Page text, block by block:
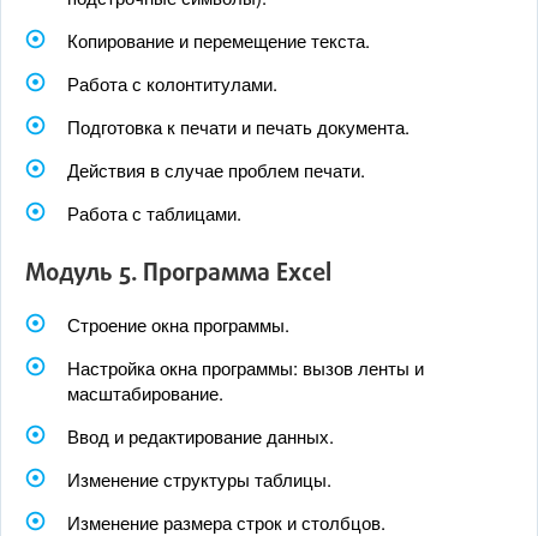
Копирование и перемещение текста.
Работа с колонтитулами.
Подготовка к печати и печать документа.
Действия в случае проблем печати.
Работа с таблицами.
Модуль 5. Программа Excel
Строение окна программы.
Настройка окна программы: вызов ленты и
масштабирование.
Ввод и редактирование данных.
Изменение структуры таблицы.
Изменение размера строк и столбцов.